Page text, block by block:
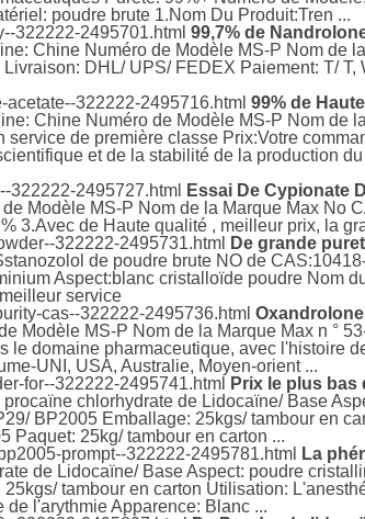
poudre brute 1.Nom Du Produit:Tren ...
322222-2495701.html 99,7% de
Chine Numéro de Modèle MS-P Nom de
DHL/ UPS/ FEDEX Paiement: T/
322222-2495716.html 99% de
Chine Numéro de Modèle MS-P Nom de
de première classe Prix:Votre
et de la stabilité de la production
322222-2495727.html
Essai De Cypionate
Modèle MS-P Nom de la Marque Max No
3.Avec de Haute qualité , meilleur prix, la
322222-2495731.html
De grande
de poudre brute NO de
Aspect:blanc cristalloïde poudre Nom
service
cas--322222-2495736.html
Modèle MS-P Nom de la Marque Max n °
domaine pharmaceutique, avec l'histoire
UNI, USA, Australie, Moyen-orient ...
for--322222-2495741.html
Prix le plus bas
procaïne chlorhydrate de Lidocaïne/ Base
BP2005 Emballage: 25kgs/ tambour en
Paquet: 25kg/ tambour en carton ...
prompt--322222-2495781.html
La
de Lidocaïne/ Base Aspect: poudre
tambour en carton Utilisation:
l'arythmie Apparence: Blanc ...